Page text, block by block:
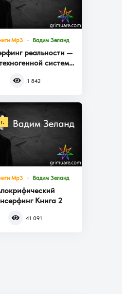
Mp3 Вадим Зеланд
реальности —
системы
1 842
Mp3 Вадим Зеланд
Книга 2
41 091